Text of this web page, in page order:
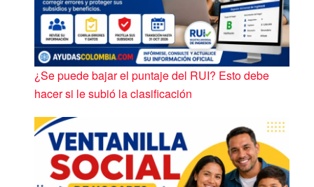
¿Se puede bajar el puntaje del RUI? Esto debe
hacer si le subió la clasificación